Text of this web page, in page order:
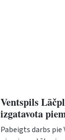
Ventspils
izgatavota
Pabeigts darbs